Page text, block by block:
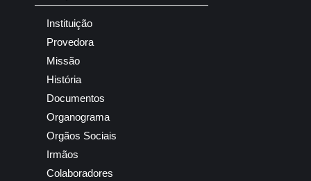
Instituição
Provedora
Missão
História
Documentos
Organograma
Orgãos Sociais
Irmãos
Colaboradores